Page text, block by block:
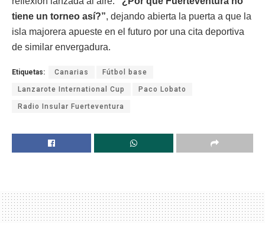
tiene un torneo así?”, dejando abierta la puerta a que la
isla majorera apueste en el futuro por una cita deportiva
de similar envergadura.
Etiquetas: Canarias Fútbol base
Lanzarote International Cup Paco Lobato
Radio Insular Fuerteventura